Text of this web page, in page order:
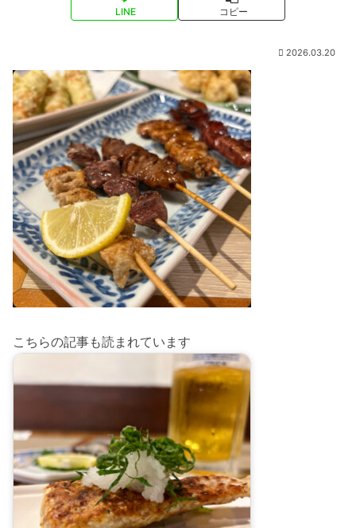
LINE コピー
2026.03.20
こちらの記事も読まれています